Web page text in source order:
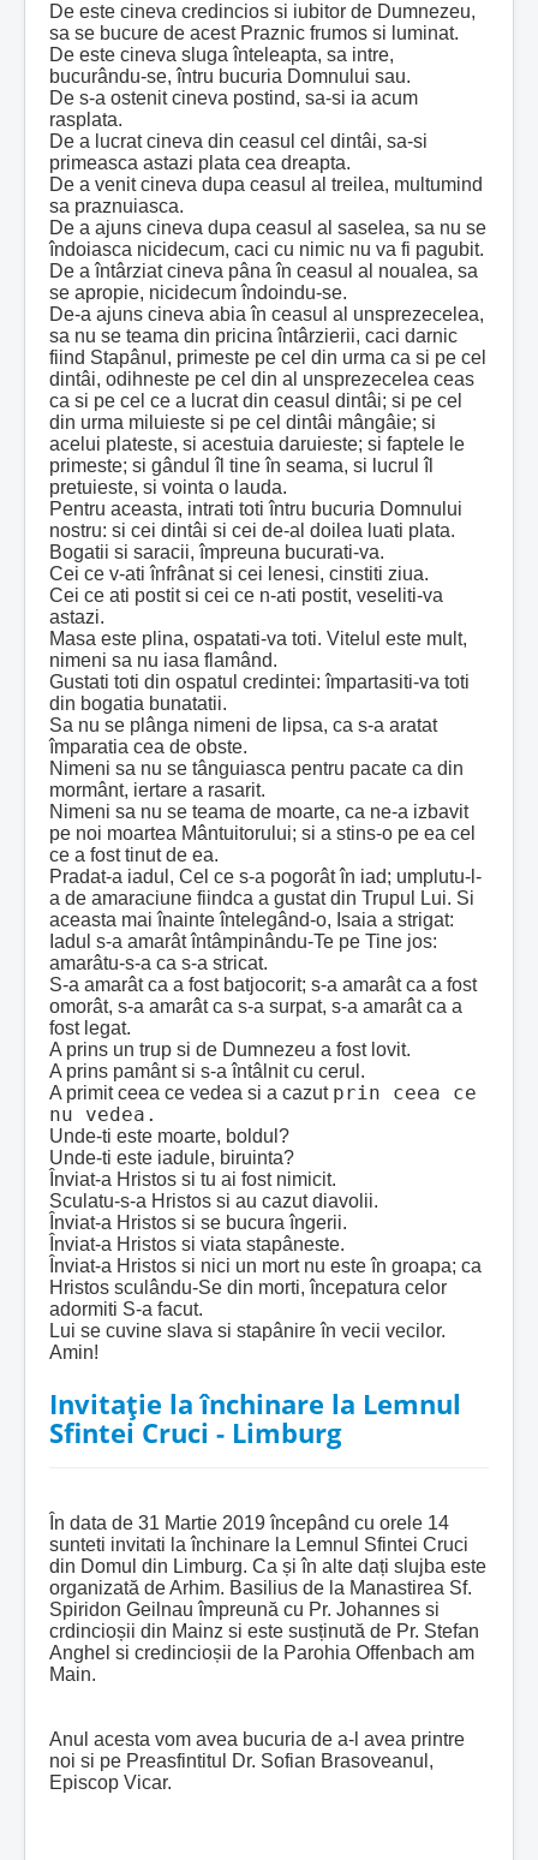
De este cineva credincios si iubitor de Dumnezeu,
sa se bucure de acest Praznic frumos si luminat.
De este cineva sluga înteleapta, sa intre,
bucurându-se, întru bucuria Domnului sau.
De s-a ostenit cineva postind, sa-si ia acum
rasplata.
De a lucrat cineva din ceasul cel dintâi, sa-si
primeasca astazi plata cea dreapta.
De a venit cineva dupa ceasul al treilea, multumind
sa praznuiasca.
De a ajuns cineva dupa ceasul al saselea, sa nu se
îndoiasca nicidecum, caci cu nimic nu va fi pagubit.
De a întârziat cineva pâna în ceasul al noualea, sa
se apropie, nicidecum îndoindu-se.
De-a ajuns cineva abia în ceasul al unsprezecelea,
sa nu se teama din pricina întârzierii, caci darnic
fiind Stapânul, primeste pe cel din urma ca si pe cel
dintâi, odihneste pe cel din al unsprezecelea ceas
ca si pe cel ce a lucrat din ceasul dintâi; si pe cel
din urma miluieste si pe cel dintâi mângâie; si
acelui plateste, si acestuia daruieste; si faptele le
primeste; si gândul îl tine în seama, si lucrul îl
pretuieste, si vointa o lauda.
Pentru aceasta, intrati toti întru bucuria Domnului
nostru: si cei dintâi si cei de-al doilea luati plata.
Bogatii si saracii, împreuna bucurati-va.
Cei ce v-ati înfrânat si cei lenesi, cinstiti ziua.
Cei ce ati postit si cei ce n-ati postit, veseliti-va
astazi.
Masa este plina, ospatati-va toti. Vitelul este mult,
nimeni sa nu iasa flamând.
Gustati toti din ospatul credintei: împartasiti-va toti
din bogatia bunatatii.
Sa nu se plânga nimeni de lipsa, ca s-a aratat
împaratia cea de obste.
Nimeni sa nu se tânguiasca pentru pacate ca din
mormânt, iertare a rasarit.
Nimeni sa nu se teama de moarte, ca ne-a izbavit
pe noi moartea Mântuitorului; si a stins-o pe ea cel
ce a fost tinut de ea.
Pradat-a iadul, Cel ce s-a pogorât în iad; umplutu-l-
a de amaraciune fiindca a gustat din Trupul Lui. Si
aceasta mai înainte întelegând-o, Isaia a strigat:
Iadul s-a amarât întâmpinându-Te pe Tine jos:
amarâtu-s-a ca s-a stricat.
S-a amarât ca a fost batjocorit; s-a amarât ca a fost
omorât, s-a amarât ca s-a surpat, s-a amarât ca a
fost legat.
A prins un trup si de Dumnezeu a fost lovit.
A prins pamânt si s-a întâlnit cu cerul.
A primit ceea ce vedea si a cazut prin ceea ce
nu vedea.
Unde-ti este moarte, boldul?
Unde-ti este iadule, biruinta?
Înviat-a Hristos si tu ai fost nimicit.
Sculatu-s-a Hristos si au cazut diavolii.
Înviat-a Hristos si se bucura îngerii.
Înviat-a Hristos si viata stapâneste.
Înviat-a Hristos si nici un mort nu este în groapa; ca
Hristos sculându-Se din morti, începatura celor
adormiti S-a facut.
Lui se cuvine slava si stapânire în vecii vecilor.
Amin!
Invitație la închinare la Lemnul
Sfintei Cruci - Limburg
În data de 31 Martie 2019 începând cu orele 14
sunteti invitati la închinare la Lemnul Sfintei Cruci
din Domul din Limburg. Ca și în alte dați slujba este
organizată de Arhim. Basilius de la Manastirea Sf.
Spiridon Geilnau împreună cu Pr. Johannes si
crdincioșii din Mainz si este susținută de Pr. Stefan
Anghel si credincioșii de la Parohia Offenbach am
Main.
Anul acesta vom avea bucuria de a-l avea printre
noi si pe Preasfintitul Dr. Sofian Brasoveanul,
Episcop Vicar.